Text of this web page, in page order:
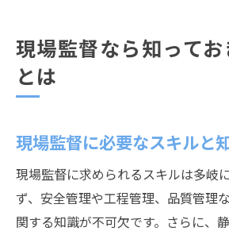
現場監督なら知って
とは
現場監督に必要なスキルと
現場監督に求められるスキルは多岐
ず、安全管理や工程管理、品質管理
関する知識が不可欠です。さらに、